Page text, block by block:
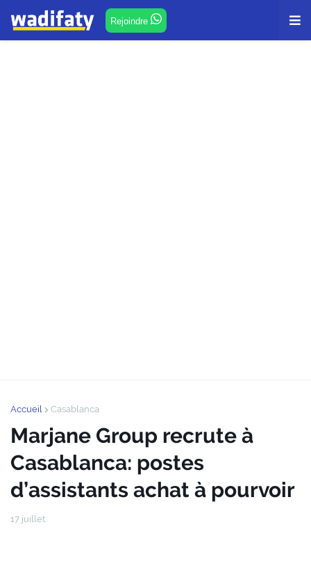
Rejoindre
Accueil Casablanca
Marjane Group recrute à
Casablanca: postes
d’assistants achat à pourvoir
17 juillet